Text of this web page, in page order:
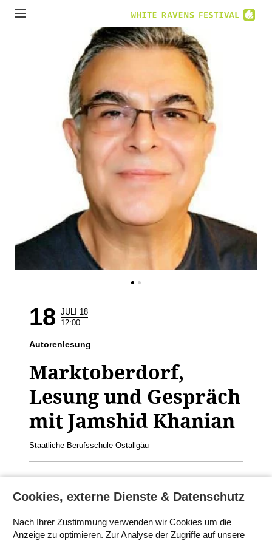
18 JULI 18
12:00
Autorenlesung
Marktoberdorf,
Lesung und Gespräch
mit Jamshid Khanian
Staatliche Berufsschule Ostallgäu
undYounis und der Walfisch.Geeignet für die 9.-11. Klasse
Cookies, externe Dienste & Datenschutz
Nach Ihrer Zustimmung verwenden wir Cookies um die
Anzeige zu optimieren. Zur Analyse der Zugriffe auf unsere